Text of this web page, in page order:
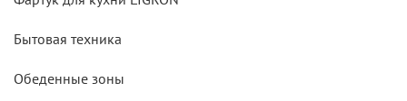
Бытовая техника
Обеденные зоны